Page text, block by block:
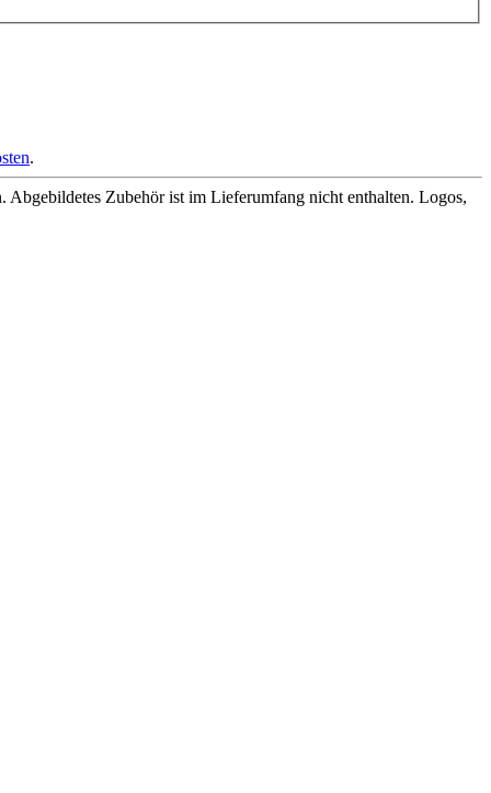
.
Zubehör ist im Lieferumfang nicht enthalten. Logos,